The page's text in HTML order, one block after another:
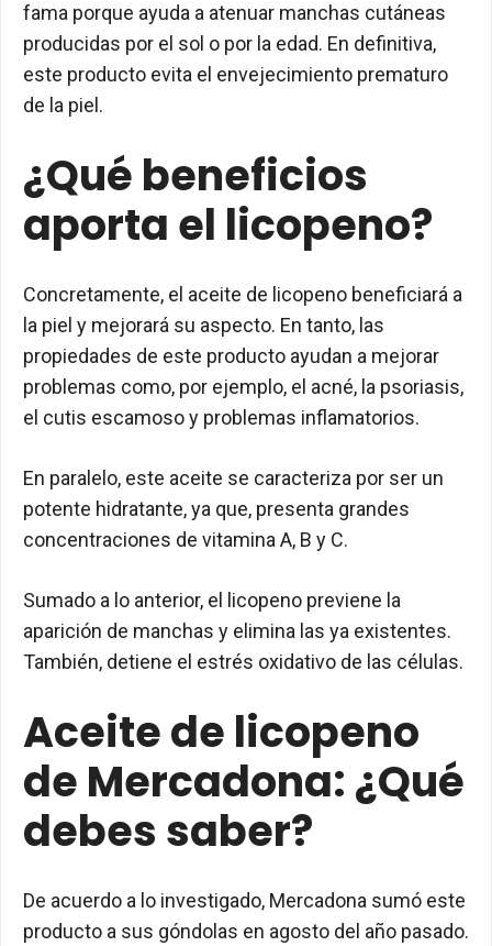
fama porque ayuda a atenuar manchas cutáneas
producidas por el sol o por la edad. En definitiva,
este producto evita el envejecimiento prematuro
de la piel.
¿Qué beneficios
aporta el licopeno?
Concretamente, el aceite de licopeno beneficiará a
la piel y mejorará su aspecto. En tanto, las
propiedades de este producto ayudan a mejorar
problemas como, por ejemplo, el acné, la psoriasis,
el cutis escamoso y problemas inflamatorios.
En paralelo, este aceite se caracteriza por ser un
potente hidratante, ya que, presenta grandes
concentraciones de vitamina A, B y C.
Sumado a lo anterior, el licopeno previene la
aparición de manchas y elimina las ya existentes.
También, detiene el estrés oxidativo de las células.
Aceite de licopeno
de Mercadona: ¿Qué
debes saber?
De acuerdo a lo investigado, Mercadona sumó este
producto a sus góndolas en agosto del año pasado.